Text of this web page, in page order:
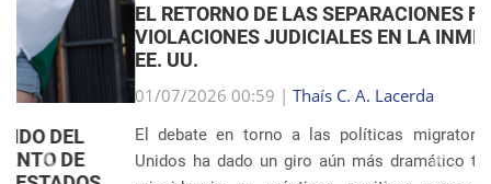
EL RETORNO DE LAS SEPARACIONES FAMILIARES:
VIOLACIONES JUDICIALES EN LA INMIGRACIÓN DE
EE. UU.
01/07/2026 00:59 |Thaís C. A. Lacerda
El debate en torno a las políticas migratorias de Estados
Unidos ha dado un giro aún más dramático tras revelarse la
Anterior